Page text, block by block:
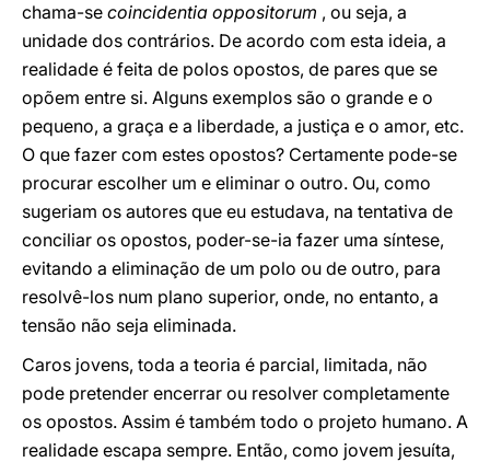
chama-se coincidentia oppositorum , ou seja, a
unidade dos contrários. De acordo com esta ideia, a
realidade é feita de polos opostos, de pares que se
opõem entre si. Alguns exemplos são o grande e o
pequeno, a graça e a liberdade, a justiça e o amor, etc.
O que fazer com estes opostos? Certamente pode-se
procurar escolher um e eliminar o outro. Ou, como
sugeriam os autores que eu estudava, na tentativa de
conciliar os opostos, poder-se-ia fazer uma síntese,
evitando a eliminação de um polo ou de outro, para
resolvê-los num plano superior, onde, no entanto, a
tensão não seja eliminada.
Caros jovens, toda a teoria é parcial, limitada, não
pode pretender encerrar ou resolver completamente
os opostos. Assim é também todo o projeto humano. A
realidade escapa sempre. Então, como jovem jesuíta,